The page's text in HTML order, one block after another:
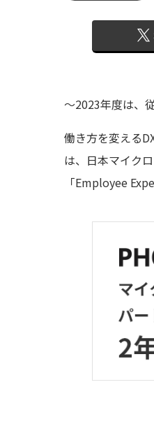
～2023年度は、
働き方を変える
は、日本マイク
「Employee